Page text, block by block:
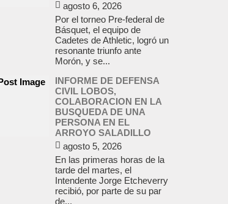
agosto 6, 2026
Por el torneo Pre-federal de
Básquet, el equipo de
Cadetes de Athletic, logró un
resonante triunfo ante
Morón, y se...
INFORME DE DEFENSA
CIVIL LOBOS,
COLABORACION EN LA
BUSQUEDA DE UNA
PERSONA EN EL
ARROYO SALADILLO
agosto 5, 2026
En las primeras horas de la
tarde del martes, el
Intendente Jorge Etcheverry
recibió, por parte de su par
de...